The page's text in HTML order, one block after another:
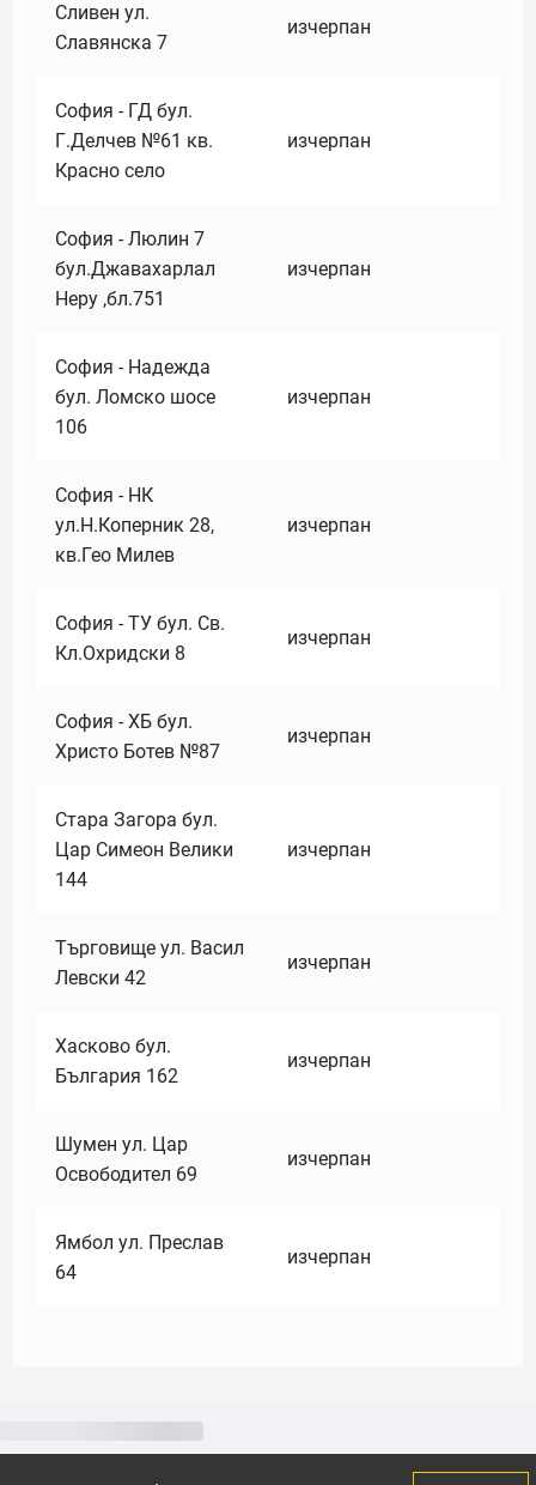
Сливен ул.
Славянска 7
изчерпан
София - ГД бул.
Г.Делчев №61 кв.
Красно село
изчерпан
София - Люлин 7
бул.Джавахарлал
Неру ,бл.751
изчерпан
София - Надежда
бул. Ломско шосе
106
изчерпан
София - НК
ул.Н.Коперник 28,
кв.Гео Милев
изчерпан
София - ТУ бул. Св.
Кл.Охридски 8
изчерпан
София - ХБ бул.
Христо Ботев №87
изчерпан
Стара Загора бул.
Цар Симеон Велики
144
изчерпан
Търговище ул. Васил
Левски 42
изчерпан
Хасково бул.
България 162
изчерпан
Шумен ул. Цар
Освободител 69
изчерпан
Ямбол ул. Преслав
64
изчерпан